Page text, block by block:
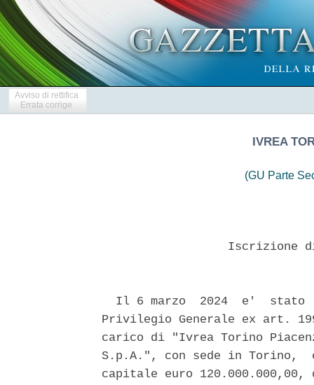
Avviso di rettifica
Errata corrige
IVREA
(GU Parte
Iscrizione
Il 6 marzo  2024  e'  stato
Privilegio Generale ex art.
carico di "Ivrea Torino
S.p.A.", con sede in Torino,
capitale euro